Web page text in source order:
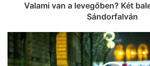
Valami van a levegőben? Két
Sándorfalván